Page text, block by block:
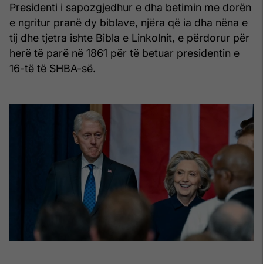
Presidenti i sapozgjedhur e dha betimin me dorën
e ngritur pranë dy biblave, njëra që ia dha nëna e
tij dhe tjetra ishte Bibla e Linkolnit, e përdorur për
herë të parë në 1861 për të betuar presidentin e
16-të të SHBA-së.